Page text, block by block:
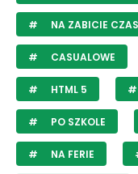
NA ZABICIE
CASUALOWE
HTML 5
PO SZKOLE
NA FERIE